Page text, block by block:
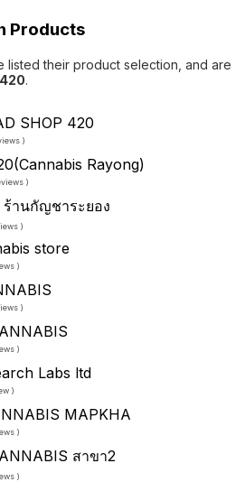
Products
listed their product selection, and are
.
SHOP 420
)
Rayong)
)
ร้านกัญชาระยอง
)
store
)
)
)
Labs ltd
)
MAPKHA
)
สาขา2
)